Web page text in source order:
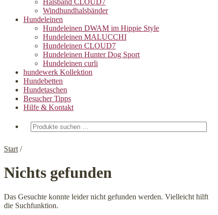
Halsband CLOUD7
Windhundhalsbänder
Hundeleinen
Hundeleinen DWAM im Hippie Style
Hundeleinen MALUCCHI
Hundeleinen CLOUD7
Hundeleinen Hunter Dog Sport
Hundeleinen curli
hundewerk Kollektion
Hundebetten
Hundetaschen
Besucher Tipps
Hilfe & Kontakt
Suchen
nach:
Start /
Nichts gefunden
Das Gesuchte konnte leider nicht gefunden werden. Vielleicht hilft
die Suchfunktion.